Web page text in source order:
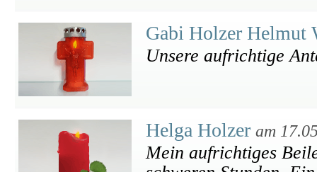
Gabi Holzer Helmut
Unsere aufrichtige
Helga Holzer am
Mein aufrichtiges